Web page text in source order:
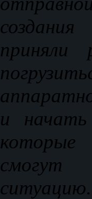
приняли
и
которые
ситуацию.